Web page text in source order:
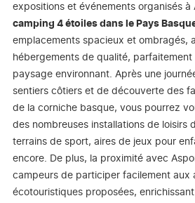
expositions et événements organisés à
camping 4 étoiles dans le Pays
emplacements spacieux et ombragés,
hébergements de qualité, parfaitement
paysage environnant. Après une
sentiers côtiers et de découverte des
de la corniche basque, vous pourrez
des nombreuses installations de loisirs
terrains de sport, aires de jeux pour
encore. De plus, la proximité avec
campeurs de participer facilement aux
écotouristiques proposées, enrichissant